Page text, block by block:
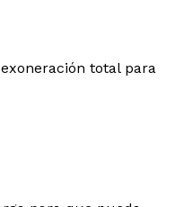
total para